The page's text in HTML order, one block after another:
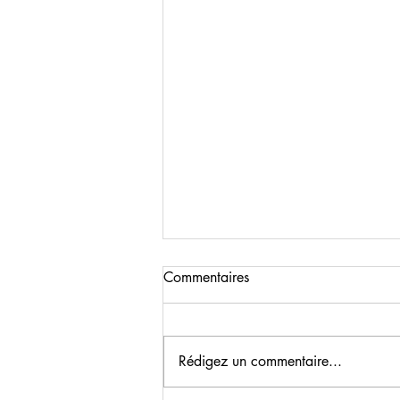
Commentaires
Rédigez un commentaire...